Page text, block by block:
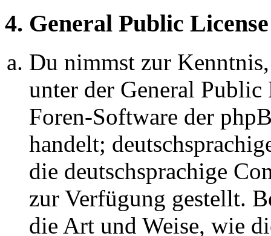
4. General Public License
Du nimmst zur
unter der General
Foren-Software der
handelt;
die deutschsprachige
zur Verfügung gestellt.
die Art und Weise, wie